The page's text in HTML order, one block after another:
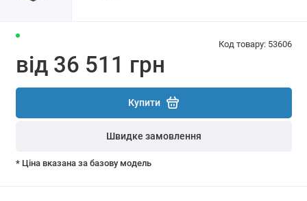
Код товару: 53606
від 36 511 грн
Купити
Швидке замовлення
* Ціна вказана за базову модель